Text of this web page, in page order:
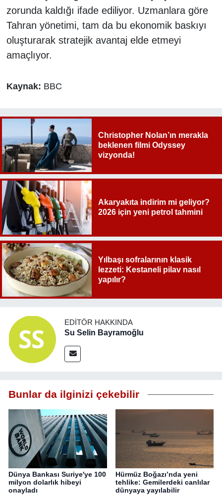
zorunda kaldığı ifade ediliyor. Uzmanlara göre
Tahran yönetimi, tam da bu ekonomik baskıyı
oluşturarak stratejik avantaj elde etmeyi
amaçlıyor.
Kaynak: BBC
Christopher Nolan’ın merakla
beklenen filmi Odyssey
vizyonda!
Akaryakıta indirim mi geliyor?
2026 için yeni petrol tahmini
Yılbaşı sofralarının klasik
lezzeti: Kestaneli pilav nasıl
yapılır?
EDITÖR HAKKINDA
Su Selin Bayramoğlu
Bunlar da ilginizi çekebilir
Dünya Bankası Suriye'ye 100
milyon dolarlık hibeyi
onayladı
Hürmüz Boğazı’nda yeni
tehlike: Gemilerdeki canlılar
dünyaya yayılabilir